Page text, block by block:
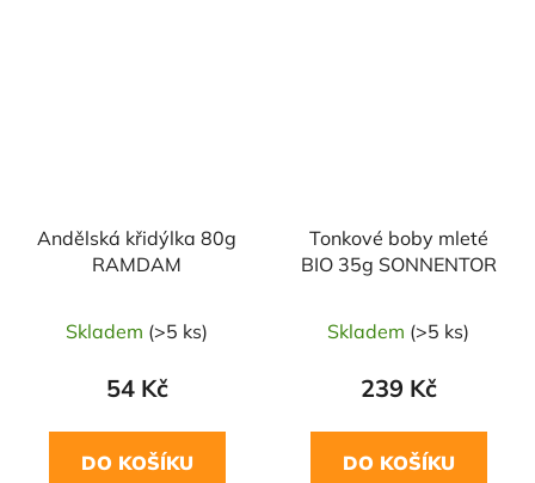
Andělská křidýlka 80g
RAMDAM
Skladem (>5 ks)
54 Kč
DO KOŠÍKU
Tonkové boby mleté
BIO 35g SONNENTOR
Skladem (>5 ks)
239 Kč
DO KOŠÍKU